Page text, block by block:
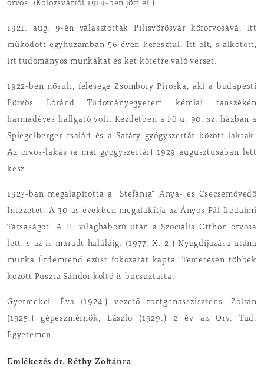
orvos. (Kolozsvárról 1919-ben jött el.)
1921. aug. 9-én választották Pilisvörösvár körorvosává. Itt
működött egyhuzamban 56 éven keresztül. Itt élt, s alkotott,
írt tudományos munkákat és két kötetre való verset.
1922-ben nősült, felesége Zsombory Piroska, aki a budapesti
Eötvös Lóránd Tudományegyetem kémiai tanszékén
harmadéves hallgató volt. Kezdetben a Fő u. 90. sz. házban a
Spiegelberger család és a Safáry gyógyszertár között laktak.
Az orvos-lakás (a mai gyógyszertár) 1929 augusztusában lett
kész.
1923-ban megalapította a “Stefánia” Anya- és Csecsemővédő
Intézetet. A 30-as években megalakítja az Ányos Pál Irodalmi
Társaságot. A II. világháború után a Szociális Otthon orvosa
lett, s az is maradt haláláig. (1977. X. 2.) Nyugdíjazása utána
munka Érdemrend ezüst fokozatát kapta. Temetésén többek
között Puszta Sándor költő is búcsúztatta.
Gyermekei: Éva (1924.) vezető röntgenasszisztens, Zoltán
(1925.) gépészmérnök, László (1929.) 2 év az Orv. Tud.
Egyetemen.
Emlékezés dr. Réthy Zoltánra